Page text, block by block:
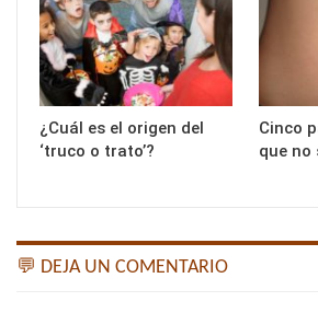
¿Cuál es el origen del
‘truco o trato’?
Cinco
que no
💬 DEJA UN COMENTARIO